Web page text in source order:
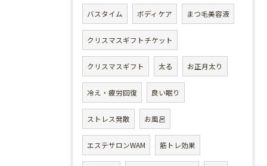
バスタイム ボディケア まつ毛美容液
クリスマスギフトチケット
クリスマスギフト 太る お正月太り
冷え・疲労回復 良い眠り
ストレス発散 お風呂
エステサロンWAM 筋トレ効果